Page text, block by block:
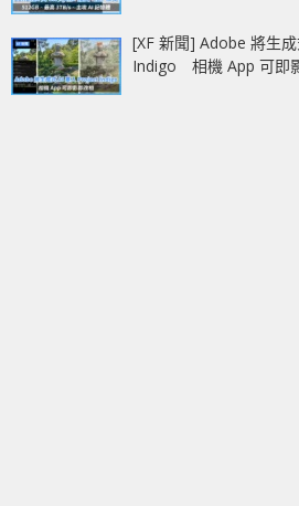
[XF 新聞] Adobe 將生
Indigo 相機 App 可即